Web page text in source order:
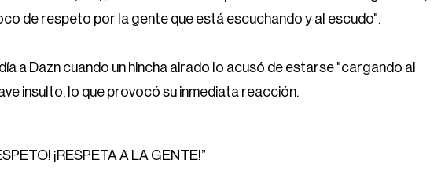
de respeto por la gente que está escuchando y al escudo".
a Dazn cuando un hincha airado lo acusó de estarse "cargando al
insulto, lo que provocó su inmediata reacción.
¡RESPETA A LA GENTE!”